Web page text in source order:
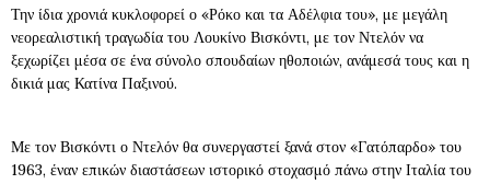
Την ίδια χρονιά κυκλοφορεί ο «Ρόκο και τα Αδέλφια του», με μεγάλη
νεορεαλιστική τραγωδία του Λουκίνο Βισκόντι, με τον Ντελόν να
ξεχωρίζει μέσα σε ένα σύνολο σπουδαίων ηθοποιών, ανάμεσά τους και η
δικιά μας Κατίνα Παξινού.
Με τον Βισκόντι ο Ντελόν θα συνεργαστεί ξανά στον «Γατόπαρδο» του
1963, έναν επικών διαστάσεων ιστορικό στοχασμό πάνω στην Ιταλία του